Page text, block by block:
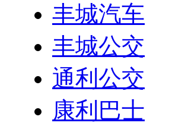
丰城汽车
丰城公交
通利公交
康利巴士